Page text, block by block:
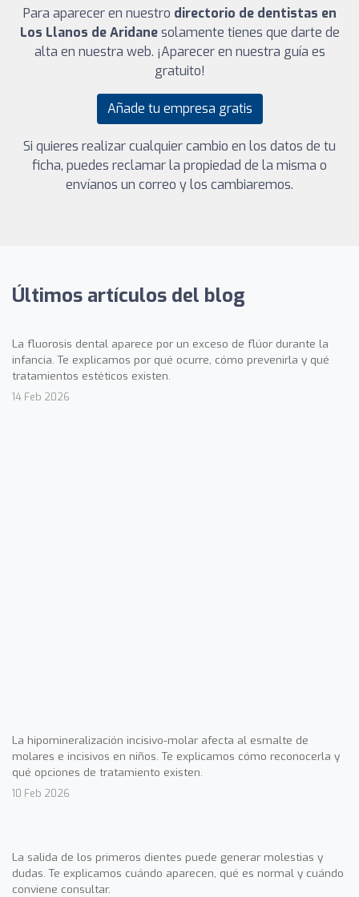
Para aparecer en nuestro directorio de dentistas en
Los Llanos de Aridanesolamente tienes que darte de
alta en nuestra web. ¡Aparecer en nuestra guía es
gratuito!
Añade tu empresa gratis
Si quieres realizar cualquier cambio en los datos de tu
ficha, puedes reclamar la propiedad de la misma o
envíanos un correo y los cambiaremos.
Últimos artículos del blog
La fluorosis dental aparece por un exceso de flúor durante la
infancia. Te explicamos por qué ocurre, cómo prevenirla y qué
tratamientos estéticos existen.
14 Feb 2026
La hipomineralización incisivo-molar afecta al esmalte de
molares e incisivos en niños. Te explicamos cómo reconocerla y
qué opciones de tratamiento existen.
10 Feb 2026
La salida de los primeros dientes puede generar molestias y
dudas. Te explicamos cuándo aparecen, qué es normal y cuándo
conviene consultar.